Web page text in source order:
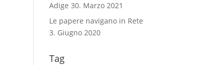
Adige 30. Marzo 2021
Le papere navigano in Rete
3. Giugno 2020
Tag